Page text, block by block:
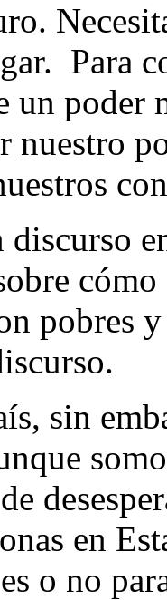
Para
un
nuestro
pobres
sin
en
o no